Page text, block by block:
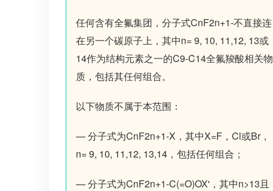
任何含有全氟集团，分子式CnF2n+1-不直接连
在另一个碳原子上，其中n= 9, 10, 11,12, 13或
14作为结构元素之一的C9-C14全氟羧酸相关物
质，包括其任何组合。
以下物质不属于本范围：
— 分子式为CnF2n+1-X，其中X=F，Cl或Br，
n= 9, 10, 11,12, 13,14，包括任何组合；
— 分子式为CnF2n+1-C(=O)OX'，其中n>13且